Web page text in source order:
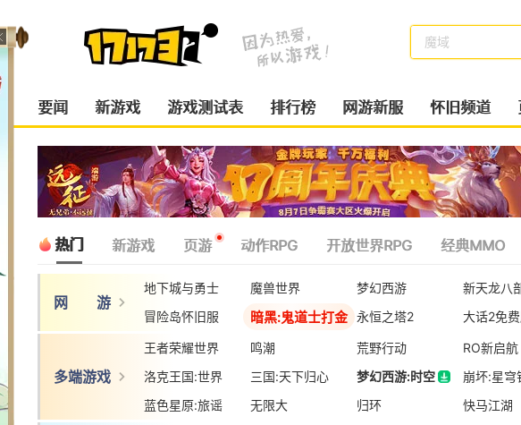
魔域
要闻 新游戏 游戏测试表 排行榜 网游新服 怀旧频道
热门 新游戏 页游 动作RPG 开放世界RPG 经典MMO
网 游
地下城与勇士 魔兽世界 梦幻西游 新天龙八
冒险岛怀旧服
暗黑:鬼道士打金 永恒之塔2 大话2免
多端游戏
王者荣耀世界 鸣潮 荒野行动 RO新启航
洛克王国:世界
三国:天下归心
梦幻西游:时空
梦幻西游:时空
崩坏:星穹
蓝色星原:旅谣
无限大 归环 快马江湖